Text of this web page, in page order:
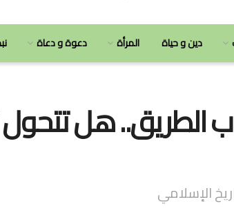
دين و حياة المرأة دعوة و دعاة
الطريق.. هل
الإسلامي